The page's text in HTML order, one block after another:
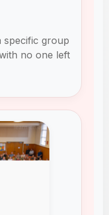
specific group
no one left